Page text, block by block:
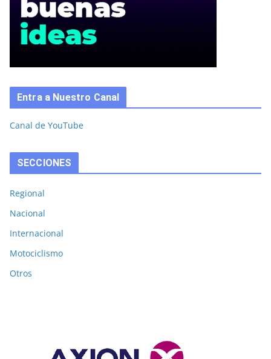
Entra a Nuestro Canal
Canal de YouTube
SECCIONES
Regional
Nacional
Internacional
Motociclismo
Otros